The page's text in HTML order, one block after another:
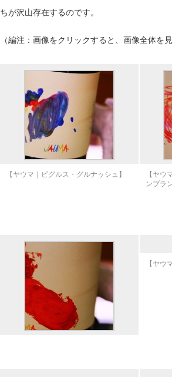
ちが沢山存在するのです。
（編注：画像をクリックすると、画像全体
【ヤウマ｜ビグルス・グルナッシュ】
【ヤウ
ンブラン
【ヤウ